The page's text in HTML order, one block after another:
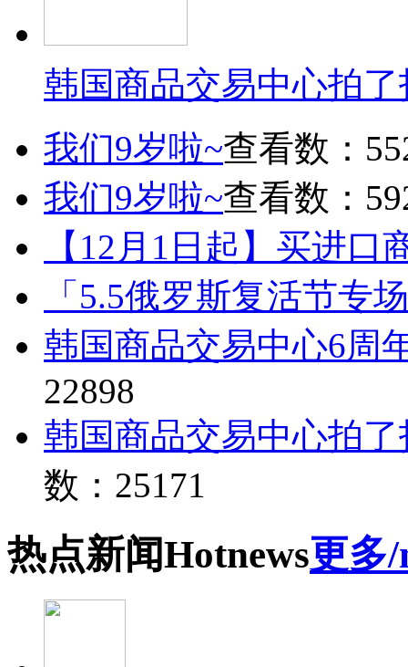
韩国商品交易中心拍
我们9岁啦~查看数：
我们9岁啦~查看数：
【12月1日起】买进口
「5.5俄罗斯复活节专
韩国商品交易中心6周
22898
韩国商品交易中心拍
数：25171
热点新闻Hotnews更多